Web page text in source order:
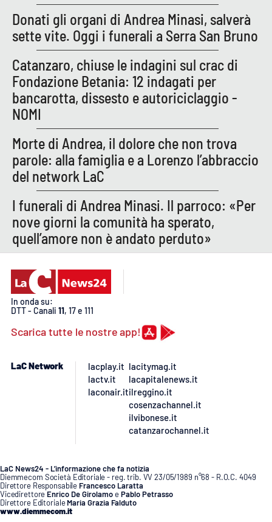
EDIZIONI
LOCALI
Catanzaro
Crotone
Vibo Valentia
Reggio Calabria
Cosenza
Lamezia Terme
PROGETTI
SPECIALI
Buona Sanità Calabria
CALABRIAVISIONE
LAC
NETWORK
Donati gli organi di Andrea Minasi, salverà
sette vite. Oggi i funerali a Serra San Bruno
Catanzaro, chiuse le indagini sul crac di
Fondazione Betania: 12 indagati per
bancarotta, dissesto e autoriciclaggio -
NOMI
Morte di Andrea, il dolore che non trova
parole: alla famiglia e a Lorenzo l’abbraccio
del network LaC
I funerali di Andrea Minasi. Il parroco: «Per
nove giorni la comunità ha sperato,
quell’amore non è andato perduto»
In onda su:
DTT - Canali 11, 17 e 111
Scarica tutte le nostre app!
LaC Network
lacplay.it
lactv.it
laconair.it
lacitymag.it
lacapitalenews.it
ilreggino.it
cosenzachannel.it
ilvibonese.it
catanzarochannel.it
LaC News24 - L’informazione che fa notizia
Diemmecom Società Editoriale - reg. trib. VV 23/05/1989 n°68 - R.O.C. 4049
Direttore Responsabile Francesco Laratta
Vicedirettore Enrico De GirolamoePablo Petrasso
Direttore Editoriale Maria Grazia Falduto
www.diemmecom.it